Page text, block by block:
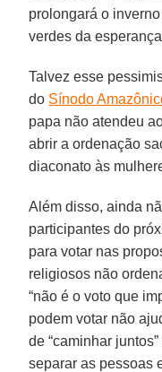
prolongará o
verdes da
Talvez esse
do Sínodo
papa não atendeu
abrir a ordenação
diaconato às
Além disso, ainda
participantes do
para votar nas
religiosos não
“não é o voto que
podem votar não
de “caminhar
separar as pessoas